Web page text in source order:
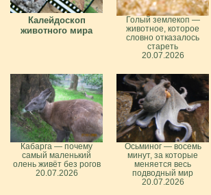
Калейдоскоп
животного мира
Голый землекоп —
животное, которое
словно отказалось
стареть
20.07.2026
Кабарга — почему
самый маленький
олень живёт без рогов
20.07.2026
Осьминог — восемь
минут, за которые
меняется весь
подводный мир
20.07.2026